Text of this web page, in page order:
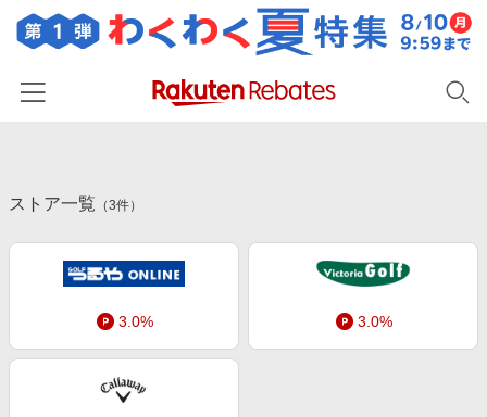
カテゴリー一覧
百貨店・総合ECモール
ファッション・インナー・小物
食品・スイーツ・お酒
日用品・キッチン用品
コスメ・健康・医薬品
初回購入者限定特典
新着ストアのご紹介
友達紹介
楽天IDでログイン/会員登録
ストア一覧 （3件）
3.0% 3.0%